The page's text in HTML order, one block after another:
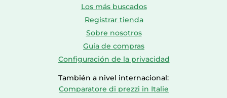
Los más buscados
Registrar tienda
Sobre nosotros
Guía de compras
Configuración de la privacidad
También a nivel internacional:
Comparatore di prezzi in Italie